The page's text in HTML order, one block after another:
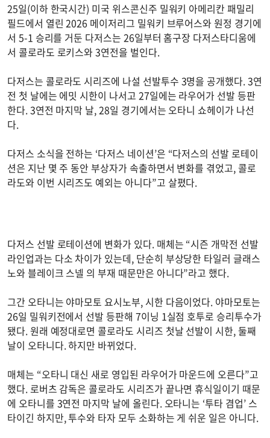
25일(이하 한국시간) 미국 위스콘신주 밀워키 아메리칸 패밀리
필드에서 열린 2026 메이저리그 밀워키 브루어스와 원정 경기에
서 5-1 승리를 거둔 다저스는 26일부터 홈구장 다저스타디움에
서 콜로라도 로키스와 3연전을 벌인다.
다저스는 콜로라도 시리즈에 나설 선발투수 3명을 공개했다. 3연
전 첫 날에는 에밋 시한이 나서고 27일에는 라우어가 선발 등판
한다. 3연전 마지막 날, 28일 경기에서는 오타니 쇼헤이가 나선
다.
다저스 소식을 전하는 ‘다저스 네이션’은 “다저스의 선발 로테이
션은 지난 몇 주 동안 부상자가 속출하면서 변화를 겪었고, 콜로
라도와 이번 시리즈도 예외는 아니다”고 살폈다.
다저스 선발 로테이션에 변화가 있다. 매체는 “시즌 개막전 선발
라인업과는 다소 차이가 있는데, 단순히 부상당한 타일러 글래스
노와 블레이크 스넬 의 부재 때문만은 아니다”라고 했다.
그간 오타니는 야마모토 요시노부, 시한 다음이었다. 야마모토는
26일 밀워키전에서 선발 등판해 7이닝 1실점 호투로 승리투수가
됐다. 원래 예정대로면 콜로라도 시리즈 첫날 선발이 시한, 둘째
날이 오타니다. 하지만 바뀌었다.
매체는 “오타니 대신 새로 영입된 라우어가 마운드에 오른다”고
했다. 로버츠 감독은 콜로라도 시리즈가 끝나면 휴식일이기 때문
에 오타니를 3연전 마지막 날에 올린다. 오타니는 ‘투타 겸업’ 스
타이긴 하지만, 투수와 타자 모두 소화하는 게 쉬운 일은 아니다.